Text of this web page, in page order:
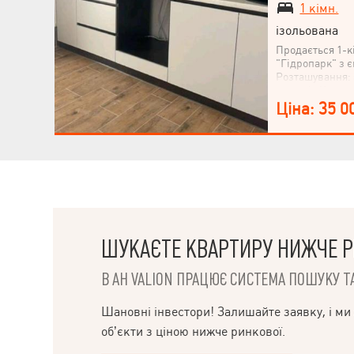
1 кімн.
ізольована
Продається 1-
"Гідропарк" з
районі
Придбайте цю
затишне житло
Ціна: 35
ШУКАЄТЕ КВАРТИРУ НИЖЧЕ
В АН VALION ПРАЦЮЄ СИСТЕМА ПОШУКУ
Шановні інвестори! Залишайте заявку, і
об’єкти з ціною нижче ринкової.
КЕРІВНИКОВІ